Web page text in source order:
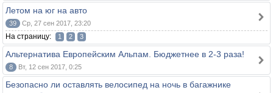
Летом на юг на авто
39 Ср, 27 сен 2017, 23:20
На страницу: 1 2 3
Альтернатива Европейским Альпам. Бюджетнее в 2-3 раза!
8 Вт, 12 сен 2017, 0:25
Безопасно ли оставлять велосипед на ночь в багажнике